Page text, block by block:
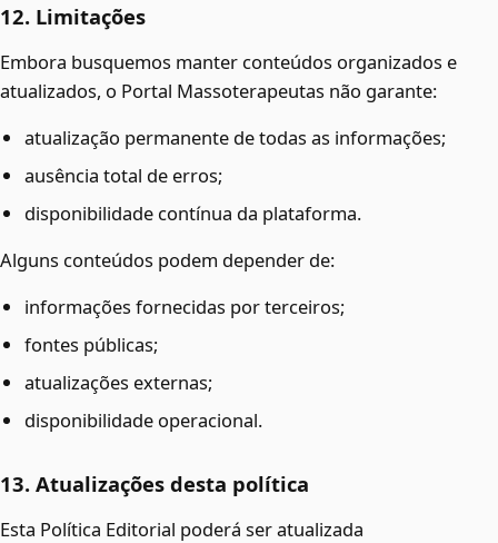
12. Limitações
Embora busquemos manter conteúdos organizados e
atualizados, o Portal Massoterapeutas não garante:
atualização permanente de todas as informações;
ausência total de erros;
disponibilidade contínua da plataforma.
Alguns conteúdos podem depender de:
informações fornecidas por terceiros;
fontes públicas;
atualizações externas;
disponibilidade operacional.
13. Atualizações desta política
Esta Política Editorial poderá ser atualizada